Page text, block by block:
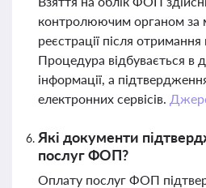
контролюючим органом за
реєстрації після
Процедура відбувається в
інформації, а
електронних сервісів.
Які документи
послуг ФОП?
Оплату послуг ФОП